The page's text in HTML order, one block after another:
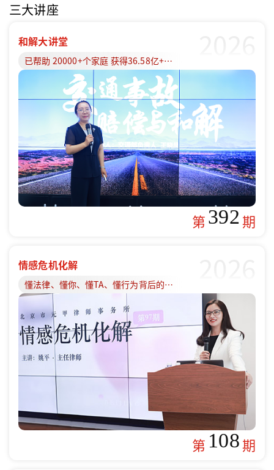
三大讲座
和解大讲堂
已帮助 20000+个家庭 获得36.58亿+赔偿款
第392期
情感危机化解
懂法律、懂你、懂TA、懂行为背后的原因
第 108期